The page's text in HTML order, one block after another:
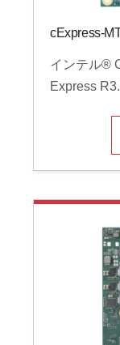
cExpress-
インテル®
Express